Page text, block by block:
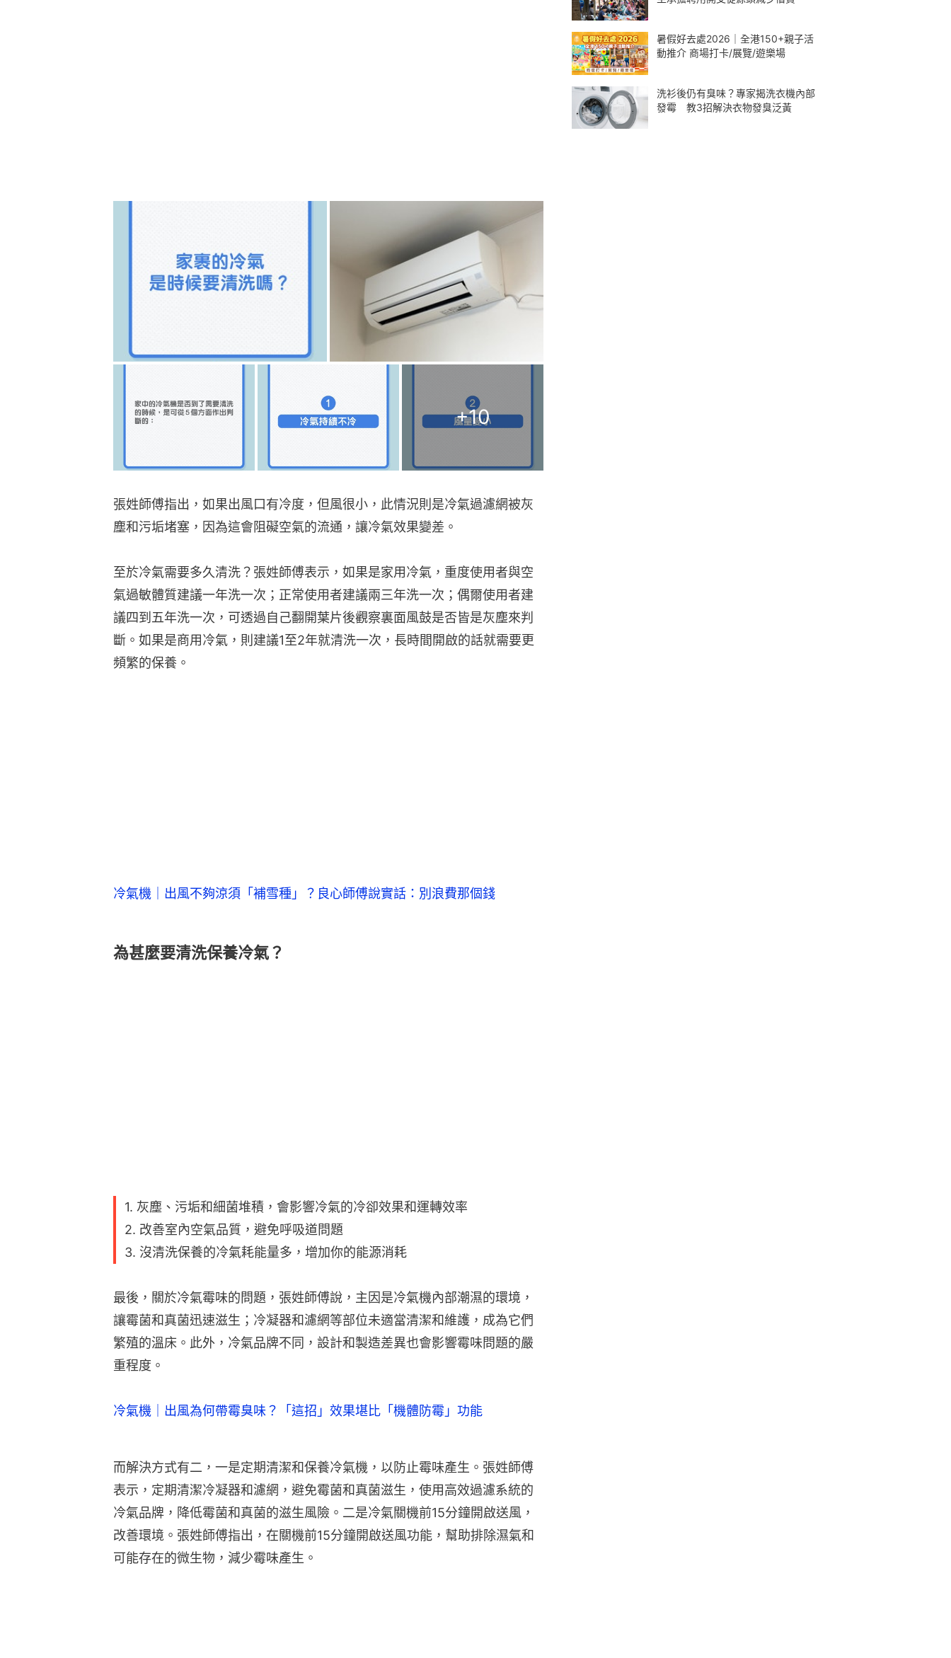
+10
張姓師傅指出，如果出風口有冷度，但風很小，此情況則是冷氣過濾網被灰
塵和污垢堵塞，因為這會阻礙空氣的流通，讓冷氣效果變差。
至於冷氣需要多久清洗？張姓師傅表示，如果是家用冷氣，重度使用者與空
氣過敏體質建議一年洗一次；正常使用者建議兩三年洗一次；偶爾使用者建
議四到五年洗一次，可透過自己翻開葉片後觀察裏面風鼓是否皆是灰塵來判
斷。如果是商用冷氣，則建議1至2年就清洗一次，長時間開啟的話就需要更
頻繁的保養。
冷氣機｜出風不夠涼須「補雪種」？良心師傅說實話：別浪費那個錢
為甚麼要清洗保養冷氣？
1. 灰塵、污垢和細菌堆積，會影響冷氣的冷卻效果和運轉效率
2. 改善室內空氣品質，避免呼吸道問題
3. 沒清洗保養的冷氣耗能量多，增加你的能源消耗
最後，關於冷氣霉味的問題，張姓師傅說，主因是冷氣機內部潮濕的環境，
讓霉菌和真菌迅速滋生；冷凝器和濾網等部位未適當清潔和維護，成為它們
繁殖的溫床。此外，冷氣品牌不同，設計和製造差異也會影響霉味問題的嚴
重程度。
冷氣機｜出風為何帶霉臭味？「這招」效果堪比「機體防霉」功能
而解決方式有二，一是定期清潔和保養冷氣機，以防止霉味產生。張姓師傅
表示，定期清潔冷凝器和濾網，避免霉菌和真菌滋生，使用高效過濾系統的
冷氣品牌，降低霉菌和真菌的滋生風險。二是冷氣關機前15分鐘開啟送風，
改善環境。張姓師傅指出，在關機前15分鐘開啟送風功能，幫助排除濕氣和
可能存在的微生物，減少霉味產生。
暑假好去處2026｜全港150+親子活
動推介 商場打卡/展覽/遊樂場
洗衫後仍有臭味？專家揭洗衣機內部
發霉 教3招解決衣物發臭泛黃